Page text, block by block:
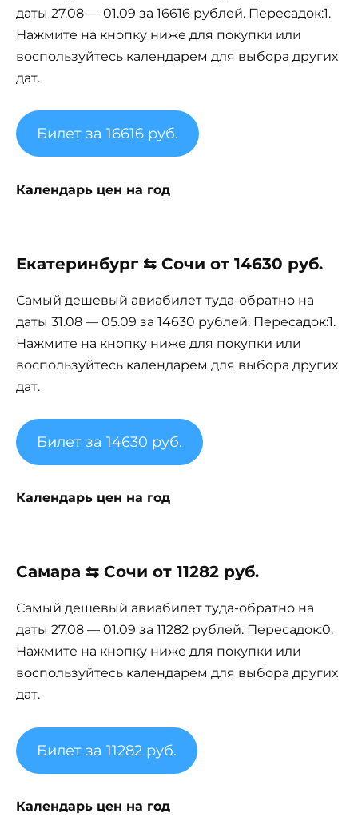
даты 27.08 — 01.09 за 16616 рублей. Пересадок:1.
Нажмите на кнопку ниже для покупки или
воспользуйтесь календарем для выбора других
дат.
Билет за 16616 руб.
Календарь цен на год
Екатеринбург ⇆ Сочи от 14630 руб.
Самый дешевый авиабилет туда-обратно на
даты 31.08 — 05.09 за 14630 рублей. Пересадок:1.
Нажмите на кнопку ниже для покупки или
воспользуйтесь календарем для выбора других
дат.
Билет за 14630 руб.
Календарь цен на год
Самара ⇆ Сочи от 11282 руб.
Самый дешевый авиабилет туда-обратно на
даты 27.08 — 01.09 за 11282 рублей. Пересадок:0.
Нажмите на кнопку ниже для покупки или
воспользуйтесь календарем для выбора других
дат.
Билет за 11282 руб.
Календарь цен на год